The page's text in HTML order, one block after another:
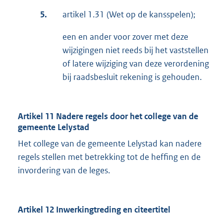
5. artikel 1.31 (Wet op de kansspelen);
een en ander voor zover met deze
wijzigingen niet reeds bij het vaststellen
of latere wijziging van deze verordening
bij raadsbesluit rekening is gehouden.
Artikel 11 Nadere regels door het college van de
gemeente Lelystad
Het college van de gemeente Lelystad kan nadere
regels stellen met betrekking tot de heffing en de
invordering van de leges.
Artikel 12 Inwerkingtreding en citeertitel